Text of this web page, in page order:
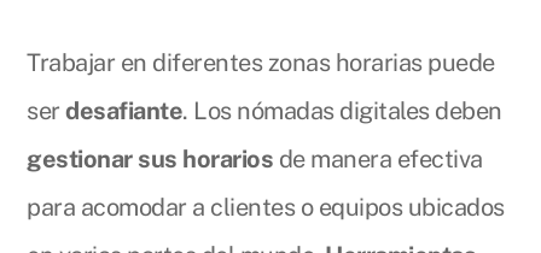
Trabajar en diferentes zonas horarias puede
serdesafiante. Los nómadas digitales deben
gestionar sus horarios de manera efectiva
para acomodar a clientes o equipos ubicados